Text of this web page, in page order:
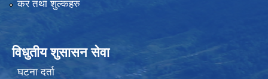
कर तथा शुल्कहरु
विधुतीय शुसासन सेवा
घटना दर्ता